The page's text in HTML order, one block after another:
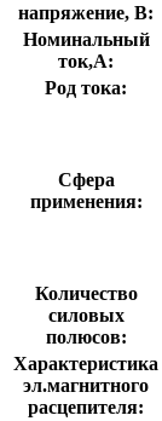
напряжение, В:
Номинальный
ток,А:
Род тока:
Сфера
применения:
Количество
силовых
полюсов:
Характеристика
эл.магнитного
расцепителя: